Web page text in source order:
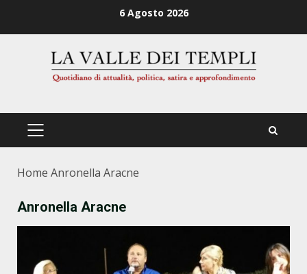
6 Agosto 2026
PRIMÄRES
Home Anronella Aracne
Anronella Aracne